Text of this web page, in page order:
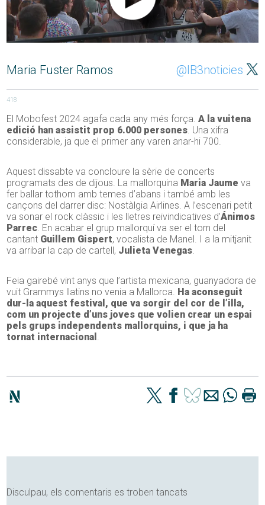
Maria Fuster Ramos @IB3noticies
418
El Mobofest 2024 agafa cada any més força.A la vuitena
edició han assistit prop 6.000 persones. Una xifra
considerable, ja que el primer any varen anar-hi 700.
Aquest dissabte va concloure la sèrie de concerts
programats des de dijous. La mallorquina Maria Jaume va
fer ballar tothom amb temes d’abans i també amb les
cançons del darrer disc: Nostàlgia Airlines. A l’escenari petit
va sonar el rock clàssic i les lletres reivindicatives d’Ánimos
Parrec. En acabar el grup mallorquí va ser el torn del
cantant Guillem Gispert, vocalista de Manel. I a la mitjanit
va arribar la cap de cartell, Julieta Venegas.
Feia gairebé vint anys que l’artista mexicana, guanyadora de
vuit Grammys llatins no venia a Mallorca. Ha aconseguit
dur-la aquest festival, que va sorgir del cor de l’illa,
com un projecte d’uns joves que volien crear un espai
pels grups independents mallorquins, i que ja ha
tornat internacional .
Disculpau, els comentaris es troben tancats